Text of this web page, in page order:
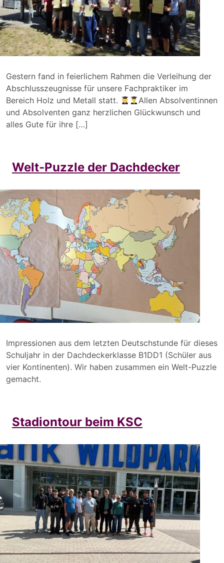
Gestern fand in feierlichem Rahmen die Verleihung der
Abschlusszeugnisse für unsere Fachpraktiker im
Bereich Holz und Metall statt.
Allen Absolventinnen
und Absolventen ganz herzlichen Glückwunsch und
alles Gute für ihre […]
Welt-Puzzle der Dachdecker
Impressionen aus dem letzten Deutschstunde für dieses
Schuljahr in der Dachdeckerklasse B1DD1 (Schüler aus
vier Kontinenten). Wir haben zusammen ein Welt-Puzzle
gemacht.
Stadiontour beim KSC